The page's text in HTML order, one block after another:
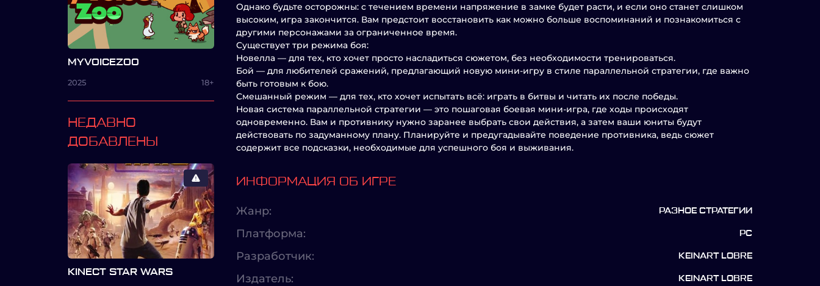
MYVOICEZOO
2025 18+
НЕДАВНО
ДОБАВЛЕНЫ
KINECT STAR WARS
Однако будьте осторожны: с течением времени напряжение в замке будет расти, и если оно станет слишком
высоким, игра закончится. Вам предстоит восстановить как можно больше воспоминаний и познакомиться с
другими персонажами за ограниченное время.
Существует три режима боя:
Новелла — для тех, кто хочет просто насладиться сюжетом, без необходимости тренироваться.
Бой — для любителей сражений, предлагающий новую мини-игру в стиле параллельной стратегии, где важно
быть готовым к бою.
Смешанный режим — для тех, кто хочет испытать всё: играть в битвы и читать их после победы.
Новая система параллельной стратегии — это пошаговая боевая мини-игра, где ходы происходят
одновременно. Вам и противнику нужно заранее выбрать свои действия, а затем ваши юниты будут
действовать по задуманному плану. Планируйте и предугадывайте поведение противника, ведь сюжет
содержит все подсказки, необходимые для успешного боя и выживания.
ИНФОРМАЦИЯ ОБ ИГРЕ
Жанр: РАЗНОЕ СТРАТЕГИИ
Платформа: PC
Разработчик: KEINART LOBRE
Издатель: KEINART LOBRE